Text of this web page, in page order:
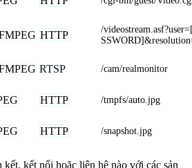
HTTP
/
RTSP /cam/realmonitor
HTTP /tmpfs/auto.jpg
HTTP /snapshot.jpg
kết nối hoặc liên hệ nào với các sản